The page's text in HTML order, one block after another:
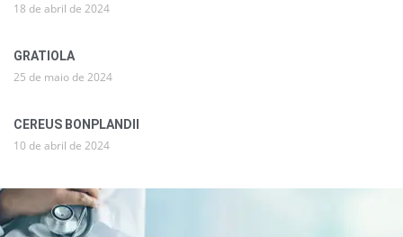
18 de abril de 2024
GRATIOLA
25 de maio de 2024
CEREUS BONPLANDII
10 de abril de 2024